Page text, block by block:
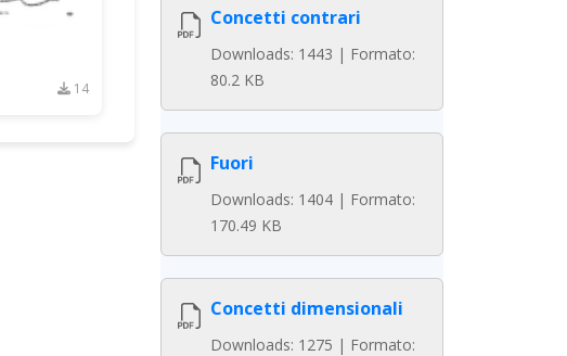
14
Concetti contrari
Downloads: 1443 | Formato:
80.2 KB
Fuori
Downloads: 1404 | Formato:
170.49 KB
Concetti dimensionali
Downloads: 1275 | Formato: